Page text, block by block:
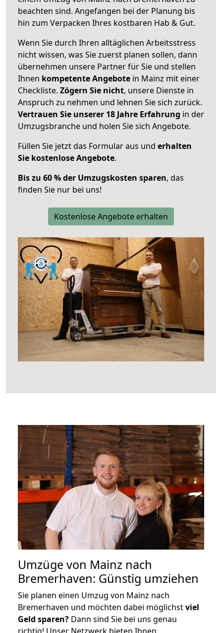
beachten sind. Angefangen bei der Planung bis
hin zum Verpacken Ihres kostbaren Hab & Gut.
Wenn Sie durch Ihren alltäglichen Arbeitsstress
nicht wissen, was Sie zuerst planen sollen, dann
übernehmen unsere Partner für Sie und stellen
Ihnen kompetente Angebote in Mainz mit einer
Checkliste. Zögern Sie nicht, unsere Dienste in
Anspruch zu nehmen und lehnen Sie sich zurück.
Vertrauen Sie unserer 18 Jahre Erfahrung in der
Umzugsbranche und holen Sie sich Angebote.
Füllen Sie jetzt das Formular aus und erhalten
Sie kostenlose Angebote.
Bis zu 60 % der Umzugskosten sparen, das
finden Sie nur bei uns!
Kostenlose Angebote erhalten
Umzüge von Mainz nach
Bremerhaven: Günstig umziehen
Sie planen einen Umzug von Mainz nach
Bremerhaven und möchten dabei möglichstviel
Geld sparen? Dann sind Sie bei uns genau